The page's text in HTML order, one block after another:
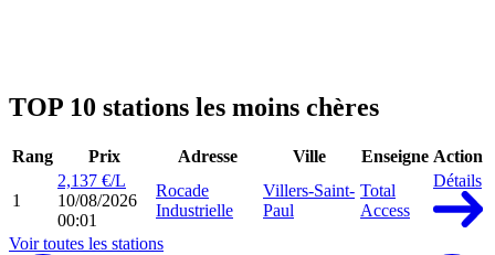
TOP 10 stations les moins chères
Rang Prix Adresse Ville Enseigne Action
1
2,137 €/L
10/08/2026
00:01
Rocade
Industrielle
Villers-Saint-
Paul
Total
Access
Détails
Voir toutes les stations